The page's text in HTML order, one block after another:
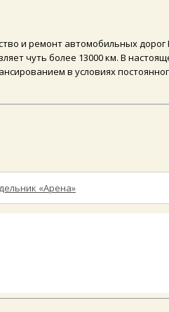
и ремонт автомобильных
чуть более 13000 км. В
в условиях